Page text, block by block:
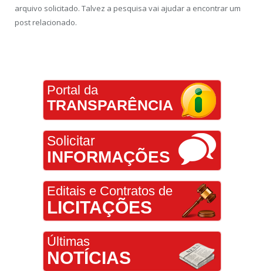
arquivo solicitado. Talvez a pesquisa vai ajudar a encontrar um
post relacionado.
Portal da
TRANSPARÊNCIA
Solicitar
INFORMAÇÕES
Editais e Contratos de
LICITAÇÕES
Últimas
NOTÍCIAS